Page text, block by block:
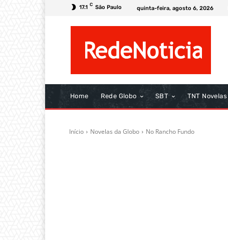
17.1 C São Paulo quinta-feira, agosto 6, 2026
Home Rede Globo SBT TNT Novelas
Início Novelas da Globo No Rancho Fundo